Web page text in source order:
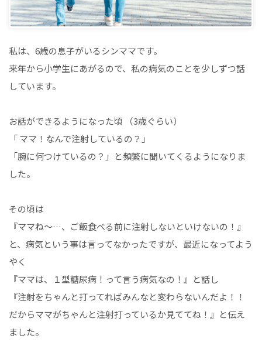
私は、6歳の息子がいるシンママです。
来年から小学生にあがるので、私の病気のことを少しずつ話
しています。
お話ができるようになった頃 （3歳ぐらい）
「 ママ！なんで注射しているの？」
「腕に何つけているの？」と頻繁に聞いてくるようになりま
した。
その頃は
『ママね～…、ご飯食べる前に注射しないといけないの！』
と、病気という事は言ってなかったですが、最近になってよう
やく
『ママは、１型糖尿病！って言う病気なの！』と話し
『注射をちゃんと打ってればみんなと変わらないんだよ！！
だからママがちゃんと注射打っているか見ててね！』と伝え
ました。